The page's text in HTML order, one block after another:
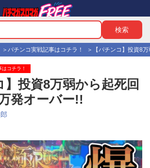
パチンコ実戦記事はコチラ！ 【パチンコ】投資8
コチラ！
】投資8万弱から起死回
発オーバー!!